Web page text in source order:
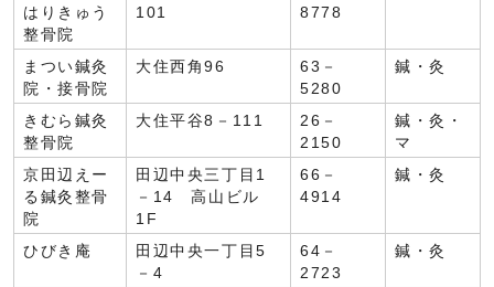
はりきゅう
整骨院
101
8778
まつい鍼灸
院・接骨院
大住西角96
63－
5280
鍼・灸
きむら鍼灸
整骨院
大住平谷8－111
26－
2150
鍼・灸・
マ
京田辺えー
る鍼灸整骨
院
田辺中央三丁目1
－14 高山ビル
1F
66－
4914
鍼・灸
ひびき庵
田辺中央一丁目5
－4
64－
2723
鍼・灸